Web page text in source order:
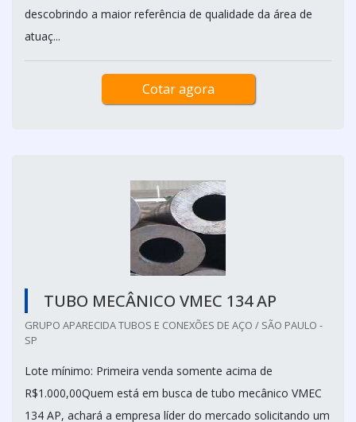
descobrindo a maior referência de qualidade da área de
atuaç...
Cotar agora
TUBO MECÂNICO VMEC 134 AP
GRUPO APARECIDA TUBOS E CONEXÕES DE AÇO / SÃO PAULO -
SP
Lote mínimo: Primeira venda somente acima de
R$1.000,00Quem está em busca de tubo mecânico VMEC
134 AP, achará a empresa líder do mercado solicitando um